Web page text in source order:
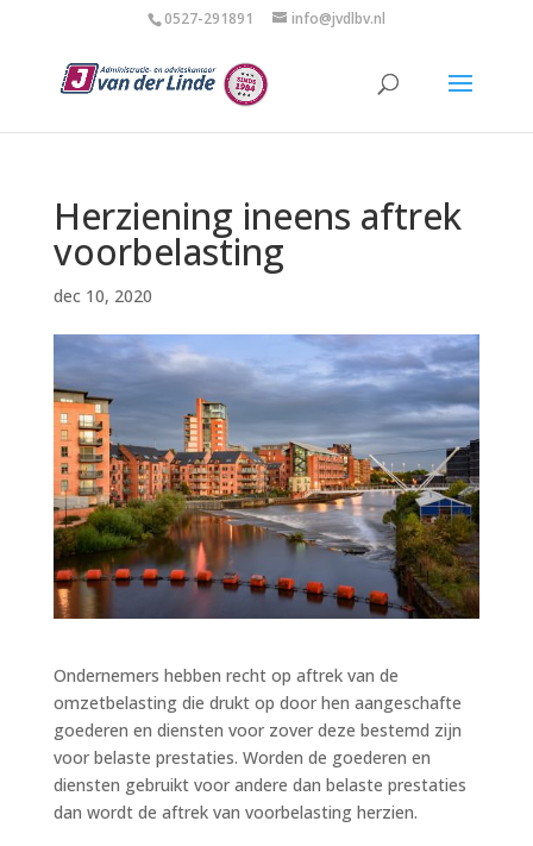
0527-291891 info@jvdlbv.nl
Herziening ineens aftrek
voorbelasting
dec 10, 2020
Ondernemers hebben recht op aftrek van de
omzetbelasting die drukt op door hen aangeschafte
goederen en diensten voor zover deze bestemd zijn
voor belaste prestaties. Worden de goederen en
diensten gebruikt voor andere dan belaste prestaties
dan wordt de aftrek van voorbelasting herzien.